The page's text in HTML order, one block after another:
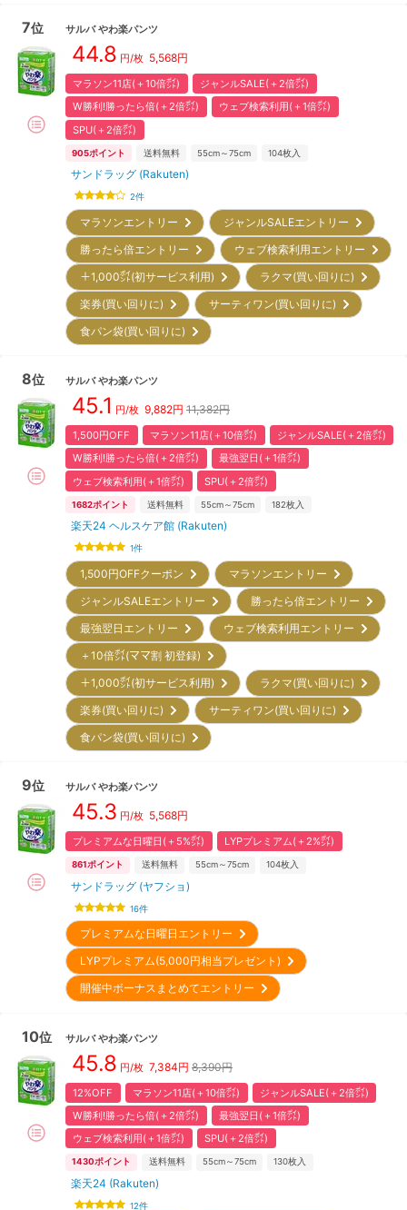
7位 サルバ やわ楽パンツ
44.8 円/枚 5,568円
マラソン11店(＋10倍㌽)
ジャンルSALE(＋2倍㌽)
W勝利!勝ったら倍(＋2倍㌽)
ウェブ検索利用(＋1倍㌽)
SPU(＋2倍㌽)
905ポイント 送料無料 55cm～75cm 104枚入
サンドラッグ (Rakuten)
2件
マラソンエントリー
ジャンルSALEエントリー
勝ったら倍エントリー
ウェブ検索利用エントリー
＋1,000㌽(初サービス利用)
ラクマ(買い回りに)
楽券(買い回りに)
サーティワン(買い回りに)
食パン袋(買い回りに)
8位 サルバ やわ楽パンツ
45.1 円/枚 9,882円 11,382円
1,500円OFF マラソン11店(＋10倍㌽)
ジャンルSALE(＋2倍㌽)
W勝利!勝ったら倍(＋2倍㌽)
最強翌日(＋1倍㌽)
ウェブ検索利用(＋1倍㌽)
SPU(＋2倍㌽)
1682ポイント 送料無料 55cm～75cm 182枚入
楽天24 ヘルスケア館 (Rakuten)
1件
1,500円OFFクーポン
マラソンエントリー
ジャンルSALEエントリー
勝ったら倍エントリー
最強翌日エントリー
ウェブ検索利用エントリー
＋10倍㌽(ママ割 初登録)
＋1,000㌽(初サービス利用)
ラクマ(買い回りに)
楽券(買い回りに)
サーティワン(買い回りに)
食パン袋(買い回りに)
9位 サルバ やわ楽パンツ
45.3 円/枚 5,568円
プレミアムな日曜日(＋5%㌽) LYPプレミアム(＋2%㌽)
861ポイント 送料無料 55cm～75cm 104枚入
サンドラッグ (ヤフショ)
16件
プレミアムな日曜日エントリー
LYPプレミアム(5,000円相当プレゼント)
開催中ボーナスまとめてエントリー
10位 サルバ やわ楽パンツ
45.8 円/枚 7,384円 8,390円
12%OFF マラソン11店(＋10倍㌽)
ジャンルSALE(＋2倍㌽)
W勝利!勝ったら倍(＋2倍㌽)
最強翌日(＋1倍㌽)
ウェブ検索利用(＋1倍㌽)
SPU(＋2倍㌽)
1430ポイント 送料無料 55cm～75cm 130枚入
楽天24 (Rakuten)
12件